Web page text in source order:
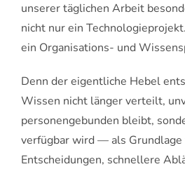
unserer täglichen Arbeit
nicht nur ein
ein Organisations- und
Denn der eigentliche Hebel
Wissen nicht länger verteilt,
personengebunden bleibt,
verfügbar wird — als Grundlage
Entscheidungen, schnellere